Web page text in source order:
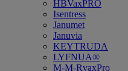
HBVaxPRO
Isentress
Janumet
Januvia
KEYTRUDA
LYFNUA®
M-M-RvaxPro